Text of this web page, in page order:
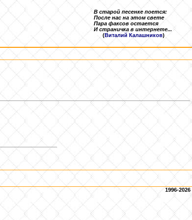
В старой песенке поется:
После нас на этом свете
Пара факсов остается
И страничка в интернете...
(Виталий Калашников)
1996-2026